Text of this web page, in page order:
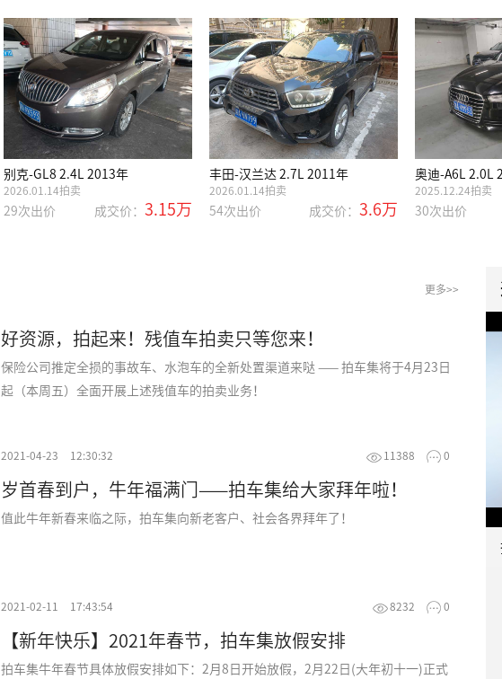
别克-GL8 2.4L 2013年
2026.01.14拍卖
29次出价 成交价： 3.15万
丰田-汉兰达 2.7L 2011年
2026.01.14拍卖
54次出价 成交价： 3.6万
奥迪-A6L 2.0L
2025.12.24拍卖
30次出价
更多>>
好资源，拍起来！残值车拍卖只等您来！
保险公司推定全损的事故车、水泡车的全新处置渠道来哒 —— 拍车集将于4月23日
起（本周五）全面开展上述残值车的拍卖业务！
2021-04-23 12:30:32 11388 0
岁首春到户，牛年福满门——拍车集给大家拜年啦！
值此牛年新春来临之际，拍车集向新老客户、社会各界拜年了！
2021-02-11 17:43:54 8232 0
【新年快乐】2021年春节，拍车集放假安排
拍车集牛年春节具体放假安排如下：2月8日开始放假，2月22日(大年初十一)正式